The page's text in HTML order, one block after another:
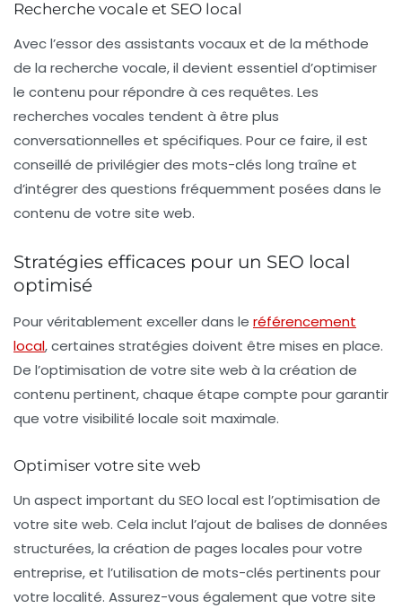
Recherche vocale et SEO local
Avec l’essor des assistants vocaux et de la méthode
de la recherche vocale, il devient essentiel d’optimiser
le contenu pour répondre à ces requêtes. Les
recherches vocales tendent à être plus
conversationnelles et spécifiques. Pour ce faire, il est
conseillé de privilégier des mots-clés long traîne et
d’intégrer des questions fréquemment posées dans le
contenu de votre site web.
Stratégies efficaces pour un SEO local
optimisé
Pour véritablement exceller dans le référencement
local, certaines stratégies doivent être mises en place.
De l’optimisation de votre site web à la création de
contenu pertinent, chaque étape compte pour garantir
que votre visibilité locale soit maximale.
Optimiser votre site web
Un aspect important du SEO local est l’optimisation de
votre site web. Cela inclut l’ajout de balises de données
structurées, la création de pages locales pour votre
entreprise, et l’utilisation de mots-clés pertinents pour
votre localité. Assurez-vous également que votre site